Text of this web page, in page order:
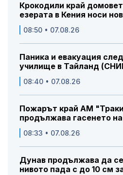
Крокодили край
езерата в Кения носи
08:50 • 07.08.26
Паника и евакуация
училище в Тайланд
08:40 • 07.08.26
Пожарът край АМ
продължава гасенето
08:33 • 07.08.26
Дунав продължава да
нивото пада с до 10 см